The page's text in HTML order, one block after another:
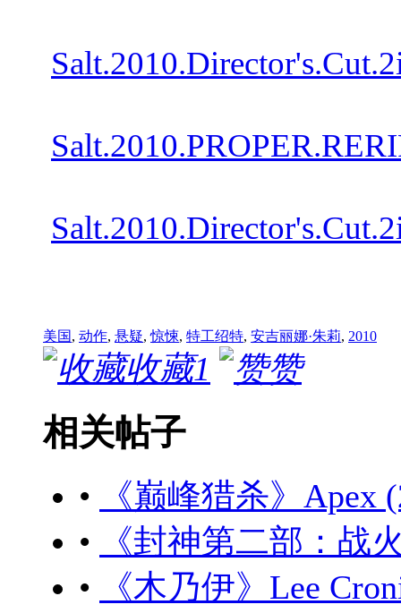
美国, 动作, 悬疑,惊悚, 特工绍特, 安吉丽娜·朱莉, 2010
收藏1 赞
相关帖子
•
《巅峰猎杀》Apex
•
《封神第二部：战
•
《木乃伊》Lee